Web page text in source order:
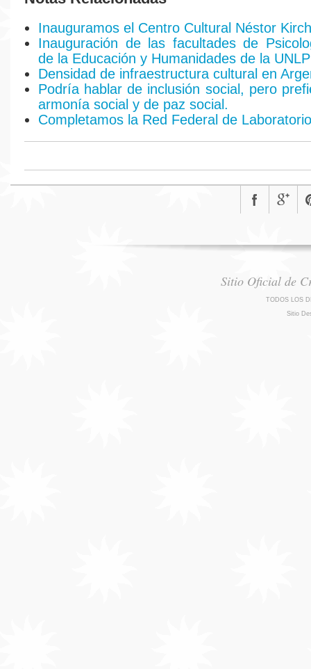
Inauguramos el Centro Cultural Néstor
Inauguración de las facultades de
de la Educación y Humanidades de la UNLP
Densidad de infraestructura cultural en
Podría hablar de inclusión social, pero
armonía social y de paz social.
Completamos la Red Federal de
Sitio Oficial de
TODOS LOS
Sitio